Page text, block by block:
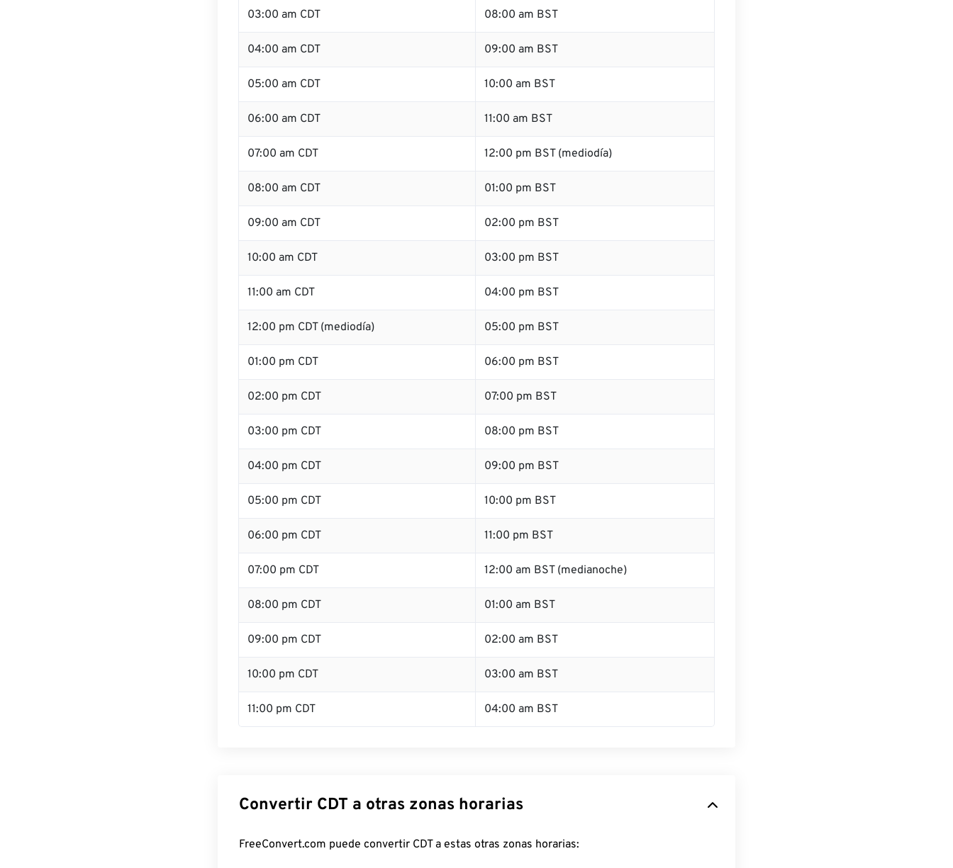
03:00 am CDT 08:00 am BST
04:00 am CDT 09:00 am BST
05:00 am CDT 10:00 am BST
06:00 am CDT 11:00 am BST
07:00 am CDT 12:00 pm BST (mediodía)
08:00 am CDT 01:00 pm BST
09:00 am CDT 02:00 pm BST
10:00 am CDT 03:00 pm BST
11:00 am CDT 04:00 pm BST
12:00 pm CDT (mediodía) 05:00 pm BST
01:00 pm CDT 06:00 pm BST
02:00 pm CDT 07:00 pm BST
03:00 pm CDT 08:00 pm BST
04:00 pm CDT 09:00 pm BST
05:00 pm CDT 10:00 pm BST
06:00 pm CDT 11:00 pm BST
07:00 pm CDT 12:00 am BST (medianoche)
08:00 pm CDT 01:00 am BST
09:00 pm CDT 02:00 am BST
10:00 pm CDT 03:00 am BST
11:00 pm CDT 04:00 am BST
Convertir CDT a otras zonas horarias
FreeConvert.com puede convertir CDT a estas otras zonas horarias: